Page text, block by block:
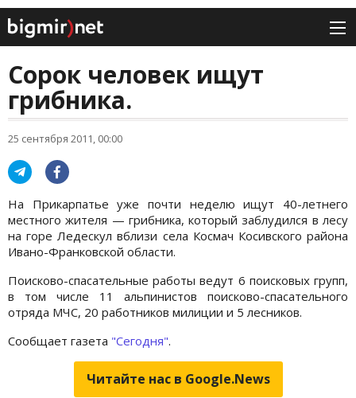
Сорок человек ищут
грибника.
25 сентября 2011, 00:00
На Прикарпатье уже почти неделю ищут 40-летнего
местного жителя — грибника, который заблудился в лесу
на горе Ледескул вблизи села Космач Косивского района
Ивано-Франковской области.
Поисково-спасательные работы ведут 6 поисковых групп,
в том числе 11 альпинистов поисково-спасательного
отряда МЧС, 20 работников милиции и 5 лесников.
Сообщает газета "Сегодня".
Читайте нас в Google.News